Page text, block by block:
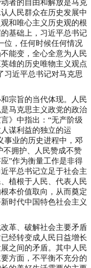
者的自由和解放是马克
人民群众在历史发展中
和唯心主义历史观的根
基础上，习近平总书记
位，任何时候任何情况
能变，全心全意为人民
雄的历史唯物主义观点
习近平总书记对马克思
宗旨的当代体现。人民
马克思主义政党的政治
》中指出：“无产阶级
谋利益的独立的运
事业的历史进程中，邓
不拥护、人民赞成不赞
”作为衡量工作是非得
平总书记立足于社会主
植根于人民、代表人民
本价值取向，从而奠定
时代中国特色社会主义
革、破解社会主要矛盾
经转变成人民日益增长
之间的矛盾。其中人民
方面，不平衡不充分的